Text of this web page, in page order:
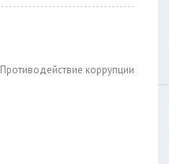
Противодействие коррупции